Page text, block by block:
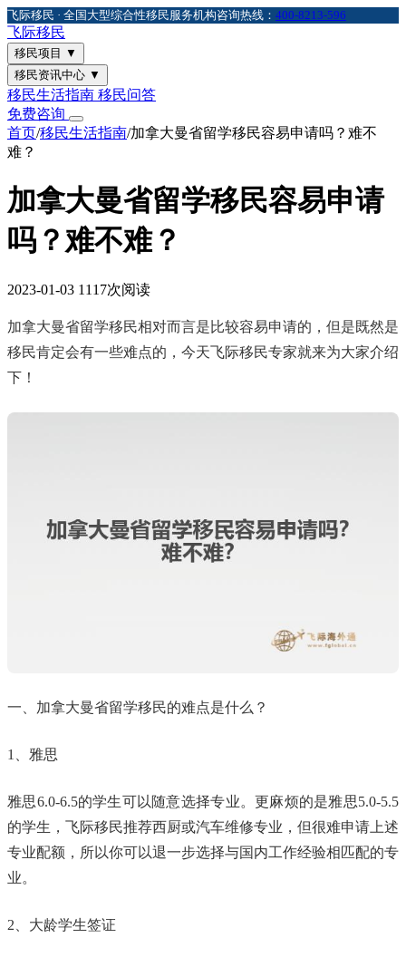
飞际移民 · 全国大型综合性移民服务机构咨询热线： 400-8213-596
飞际移民
移民项目 ▼
移民资讯中心 ▼
移民生活指南 移民问答
免费咨询
首页/移民生活指南/加拿大曼省留学移民容易申请吗？难不
难？
加拿大曼省留学移民容易申请
吗？难不难？
2023-01-03 1117次阅读
加拿大曼省留学移民相对而言是比较容易申请的，但是既然是
移民肯定会有一些难点的，今天飞际移民专家就来为大家介绍
下！
一、加拿大曼省留学移民的难点是什么？
1、雅思
雅思6.0-6.5的学生可以随意选择专业。更麻烦的是雅思5.0-5.5
的学生，飞际移民推荐西厨或汽车维修专业，但很难申请上述
专业配额，所以你可以退一步选择与国内工作经验相匹配的专
业。
2、大龄学生签证